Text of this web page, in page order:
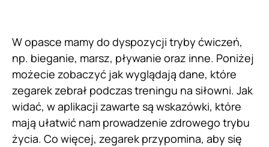
W opasce mamy do dyspozycji tryby ćwiczeń,
np. bieganie, marsz, pływanie oraz inne. Poniżej
możecie zobaczyć jak wyglądają dane, które
zegarek zebrał podczas treningu na siłowni. Jak
widać, w aplikacji zawarte są wskazówki, które
mają ułatwić nam prowadzenie zdrowego trybu
życia. Co więcej, zegarek przypomina, aby się